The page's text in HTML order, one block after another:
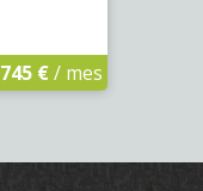
745 €/ mes